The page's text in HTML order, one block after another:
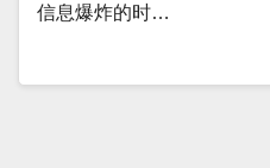
信息爆炸的时…